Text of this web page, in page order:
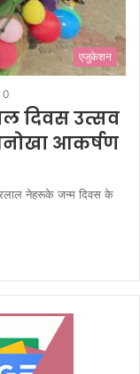
एजुकेशन
0
दिवस उत्सव
आकर्षण
नेहरूके जन्म दिवस के